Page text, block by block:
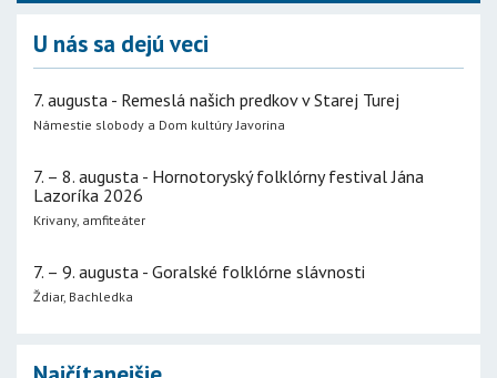
U nás sa dejú veci
7. augusta - Remeslá našich predkov v Starej Turej
Námestie slobody a Dom kultúry Javorina
7. – 8. augusta - Hornotoryský folklórny festival Jána
Lazoríka 2026
Krivany, amfiteáter
7. – 9. augusta - Goralské folklórne slávnosti
Ždiar, Bachledka